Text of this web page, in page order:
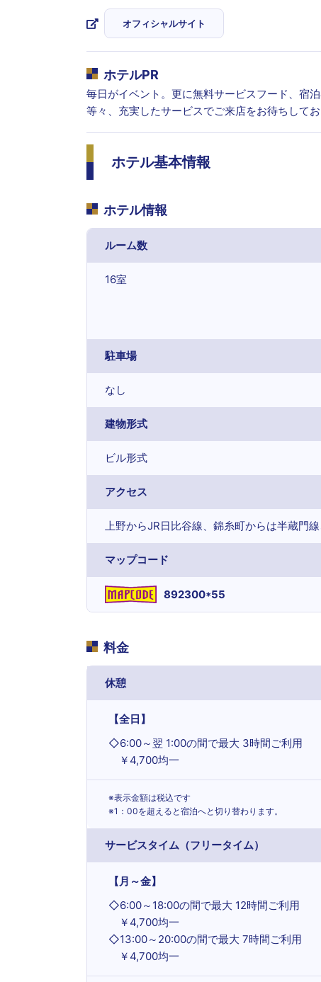
オフィシャルサイト
ホテルPR
毎日がイベント。更に無料サービスフード、宿
等々、充実したサービスでご来店をお待ちして
ホテル基本情報
ホテル情報
ルーム数
16室
駐車場
なし
建物形式
ビル形式
アクセス
上野からJR日比谷線、錦糸町からは半蔵門
マップコード
892300*55
料金
休憩
【全日】
◇6:00～翌 1:00の間で最大 3時間ご利用
￥4,700均一
※表示金額は税込です
※1：00を超えると宿泊へと切り替わります。
サービスタイム（フリータイム）
【月～金】
◇6:00～18:00の間で最大 12時間ご利用
￥4,700均一
◇13:00～20:00の間で最大 7時間ご利用
￥4,700均一